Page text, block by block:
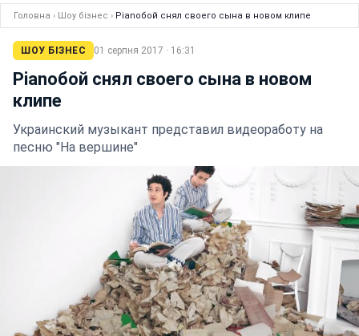
Головна › Шоу бізнес › Pianoбой снял своего сына в новом клипе
ШОУ БІЗНЕС 01 серпня 2017 · 16:31
Pianoбой снял своего сына в новом
клипе
Украинский музыкант представил видеоработу на
песню "На вершине"